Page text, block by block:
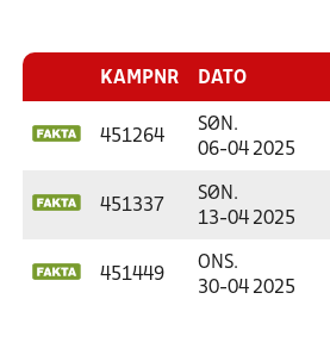
KAMPNR DATO
451264
SØN.
06-04 2025
451337
SØN.
13-04 2025
451449
ONS.
30-04 2025